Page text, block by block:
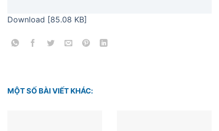
Download [85.08 KB]
MỘT SỐ BÀI VIẾT KHÁC: